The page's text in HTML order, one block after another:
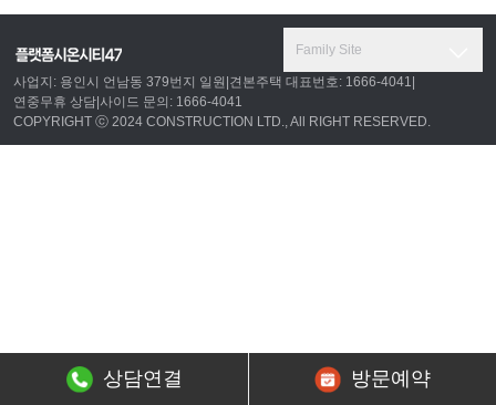
사업지: 용인시 언남동 379번지 일원 견본주택 대표번호: 1666-4041
연중무휴 상담 사이드 문의: 1666-4041
COPYRIGHT ⓒ 2024 CONSTRUCTION LTD., All RIGHT RESERVED.
Family Site
상담연결 방문예약